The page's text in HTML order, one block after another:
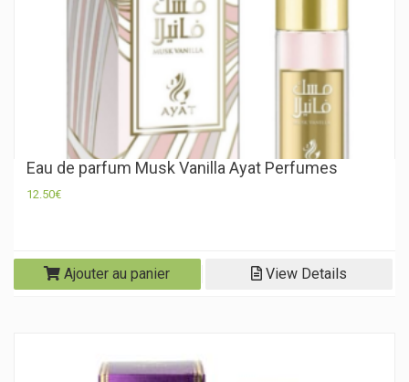
Eau de parfum Musk Vanilla Ayat Perfumes
12.50€
Ajouter au panier View Details